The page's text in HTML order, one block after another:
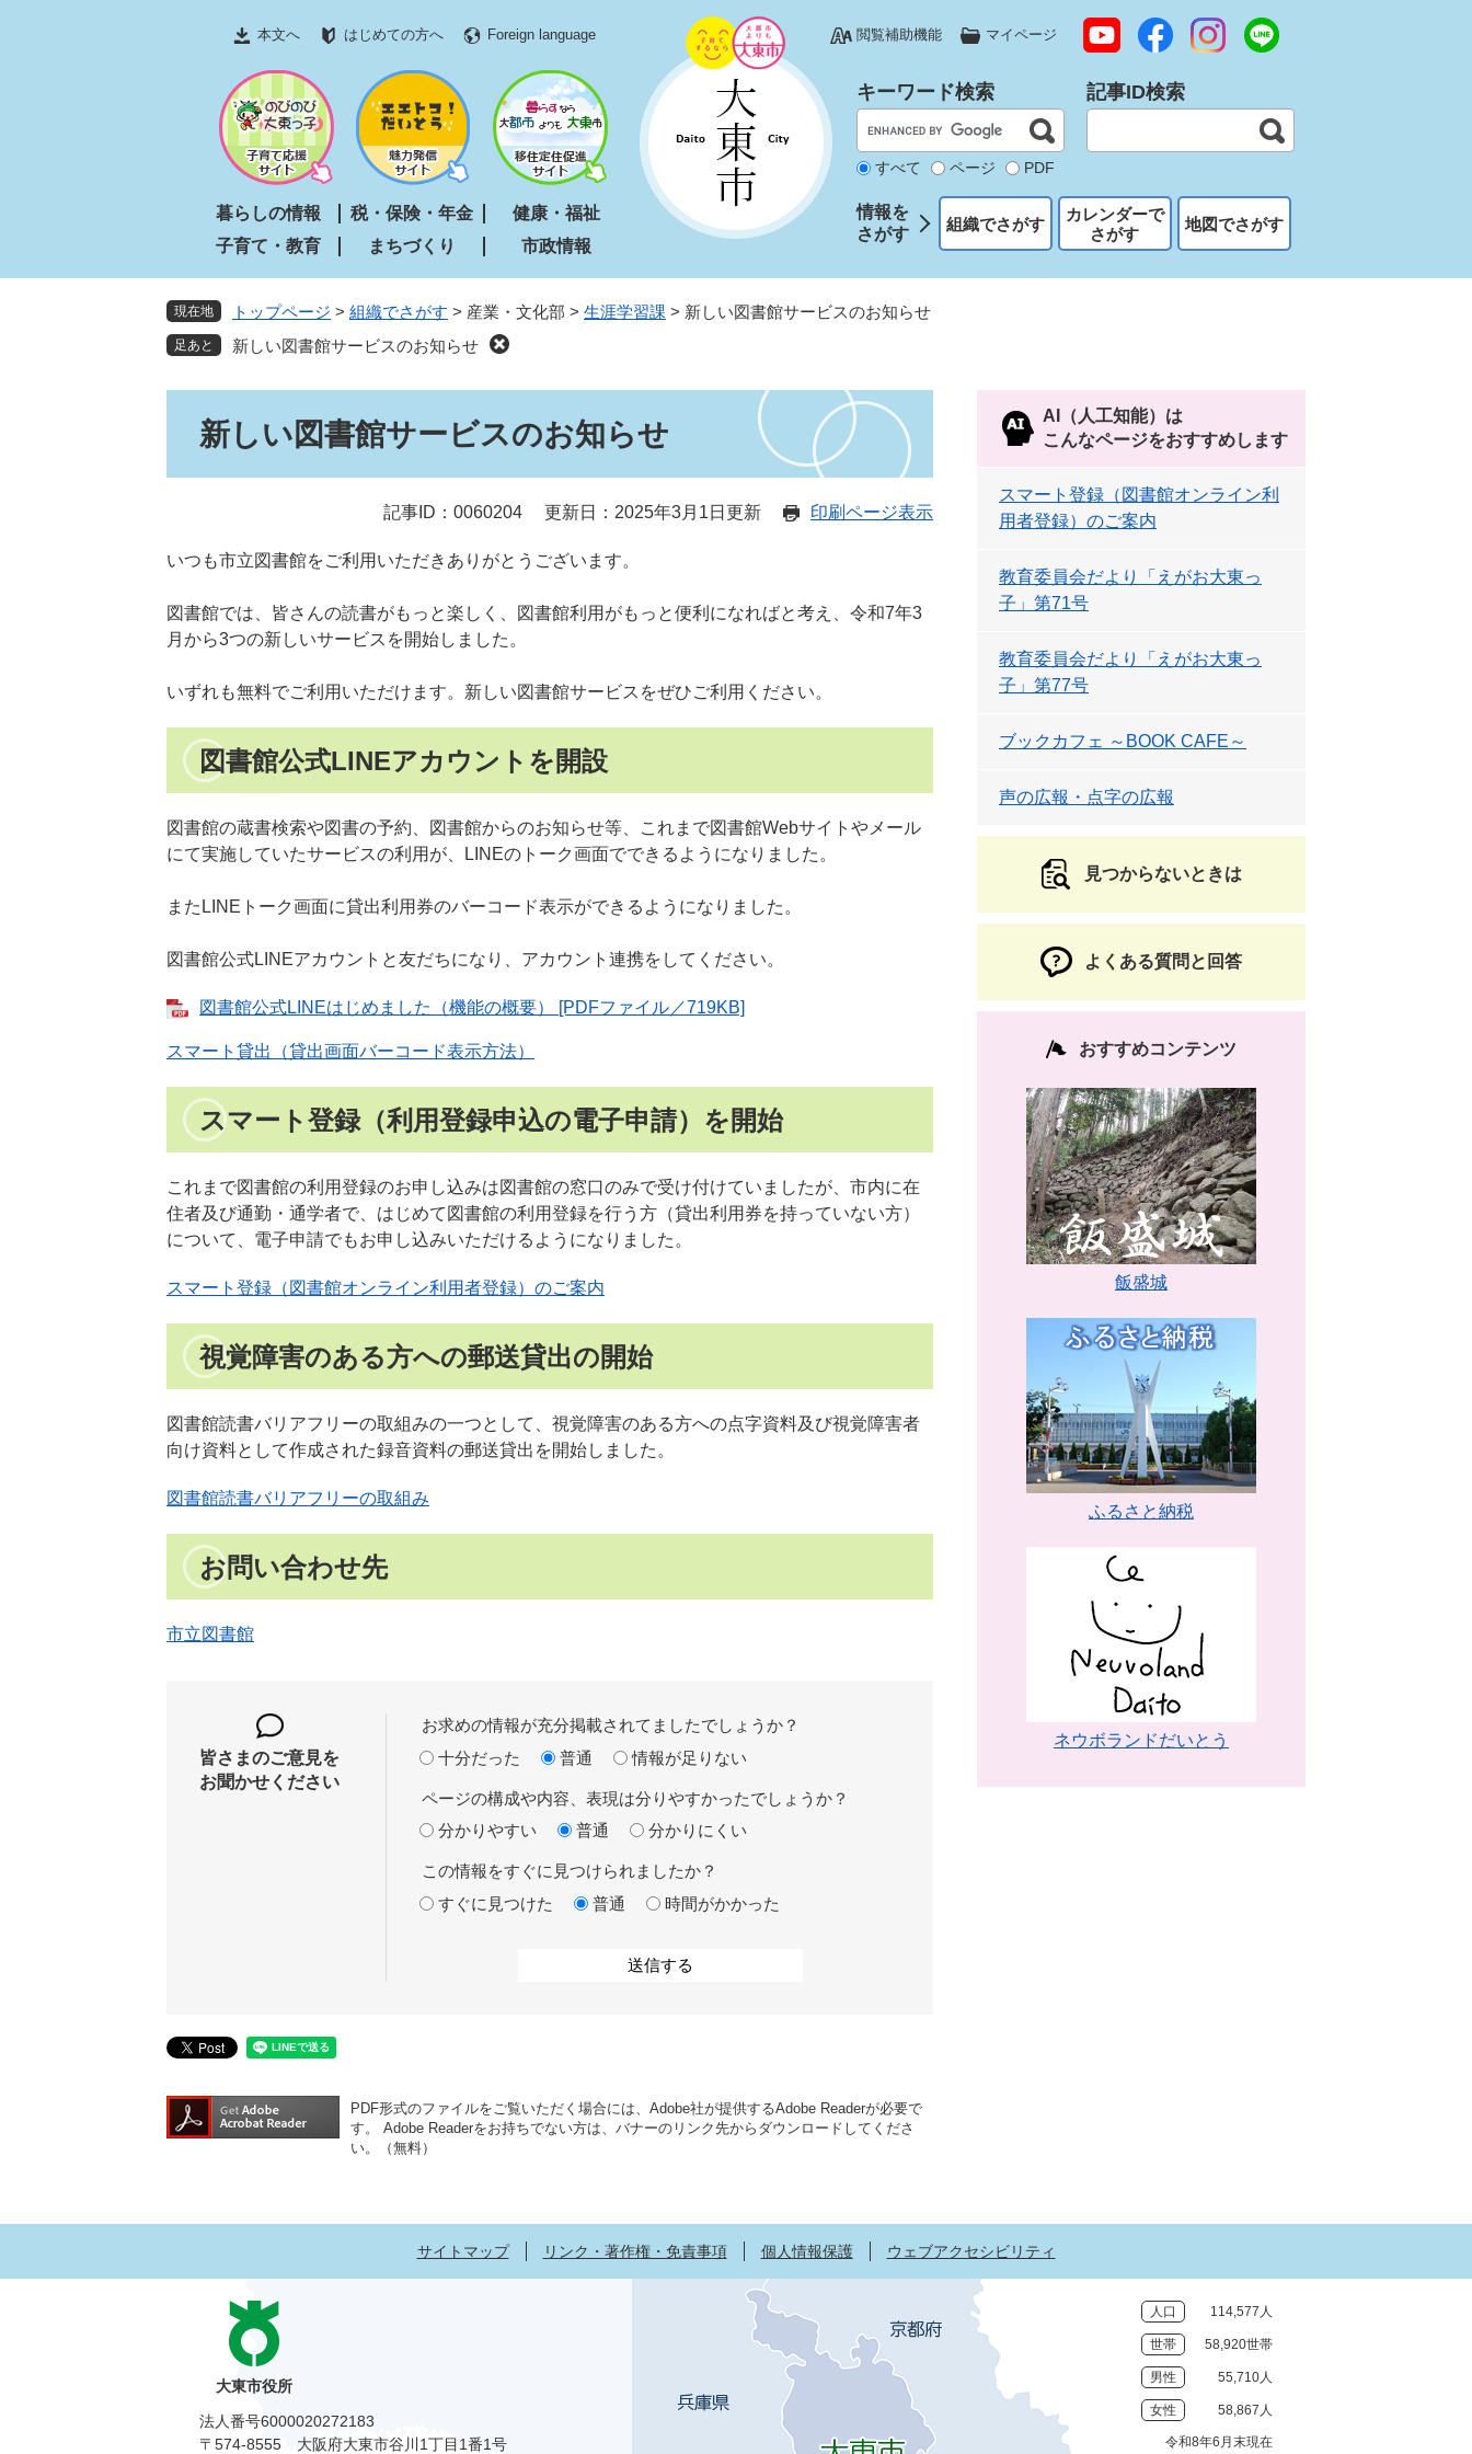
文
本文へ はじめての方へ Foreign language 閲覧補助機能 マイページ
暮らしの情報 税・保険・年金
健康・福祉
子育て・教育
まちづくり 市政情報
キーワード検索
すべて ページ PDF
記事ID検索
情報を
さがす
組織でさがす
カレンダーで
さがす
地図でさがす
現在地 トップページ > 組織でさがす > 産業・文化部 > 生涯学習課 > 新しい図書館サービスのお知らせ
新しい図書館サービスのお知らせ
新しい図書館サービスのお知らせ
記事ID：0060204 更新日：2025年3月1日更新 印刷ページ表示
いつも市立図書館をご利用いただきありがとうございます。
図書館では、皆さんの読書がもっと楽しく、図書館利用がもっと便利になればと考え、令和7年3
月から3つの新しいサービスを開始しました。
いずれも無料でご利用いただけます。新しい図書館サービスをぜひご利用ください。
図書館公式LINEアカウントを開設
図書館の蔵書検索や図書の予約、図書館からのお知らせ等、これまで図書館Webサイトやメール
にて実施していたサービスの利用が、LINEのトーク画面でできるようになりました。
またLINEトーク画面に貸出利用券のバーコード表示ができるようになりました。
図書館公式LINEアカウントと友だちになり、アカウント連携をしてください。
図書館公式LINEはじめました（機能の概要） [PDFファイル／719KB]
スマート貸出（貸出画面バーコード表示方法）
スマート登録（利用登録申込の電子申請）を開始
これまで図書館の利用登録のお申し込みは図書館の窓口のみで受け付けていましたが、市内に在
住者及び通勤・通学者で、はじめて図書館の利用登録を行う方（貸出利用券を持っていない方）
について、電子申請でもお申し込みいただけるようになりました。
スマート登録（図書館オンライン利用者登録）のご案内
視覚障害のある方への郵送貸出の開始
図書館読書バリアフリーの取組みの一つとして、視覚障害のある方への点字資料及び視覚障害者
向け資料として作成された録音資料の郵送貸出を開始しました。
図書館読書バリアフリーの取組み
お問い合わせ先
市立図書館
皆さまのご意見を
お聞かせください
お求めの情報が充分掲載されてましたでしょうか？
十分だった
普通 情報が足りない
ページの構成や内容、表現は分りやすかったでしょうか？
分かりやすい
普通 分かりにくい
この情報をすぐに見つけられましたか？
すぐに見つけた
普通 時間がかかった
PDF形式のファイルをご覧いただく場合には、Adobe社が提供するAdobe Readerが必要で
す。
Adobe Readerをお持ちでない方は、バナーのリンク先からダウンロードしてくださ
い。（無料）
AI（人工知能）は
こんなページをおすすめします
スマート登録（図書館オンライン利
用者登録）のご案内
教育委員会だより「えがお大東っ
子」第71号
教育委員会だより「えがお大東っ
子」第77号
ブックカフェ ～BOOK CAFE～
声の広報・点字の広報
見つからないときは
よくある質問と回答
おすすめコンテンツ
飯盛城
ふるさと納税
ネウボランドだいとう
サイトマップ リンク・著作権・免責事項 個人情報保護 ウェブアクセシビリティ
人口 114,577人
世帯 58,920世帯
男性 55,710人
女性 58,867人
令和8年6月末現在
大東市役所
法人番号6000020272183
〒574-8555 大阪府大東市谷川1丁目1番1号